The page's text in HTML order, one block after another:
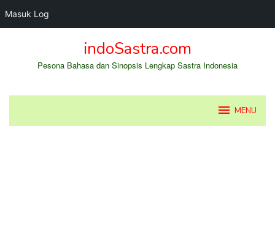
Masuk Log
indoSastra.com
Pesona Bahasa dan Sinopsis Lengkap Sastra Indonesia
MENU